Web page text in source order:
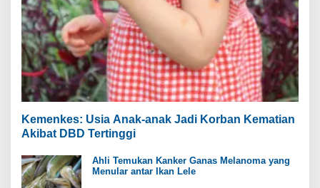
Kemenkes: Usia Anak-anak Jadi Korban Kematian
Akibat DBD Tertinggi
Ahli Temukan Kanker Ganas Melanoma yang
Menular antar Ikan Lele